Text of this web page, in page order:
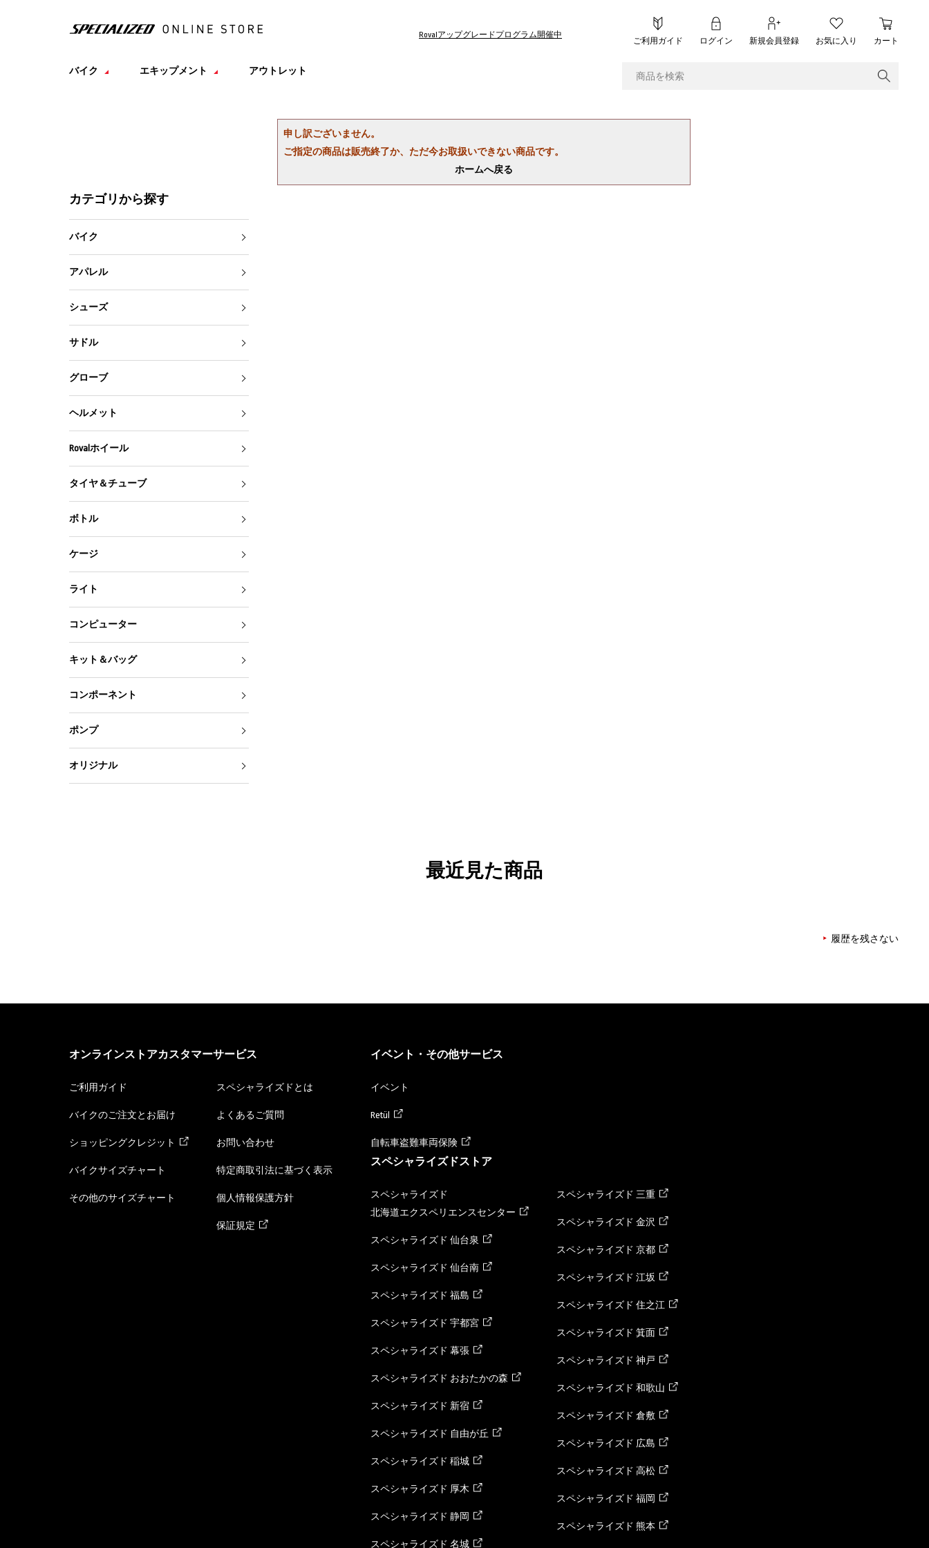
Rovalアップグレードプログラム開催中
ご利用ガイド ログイン 新規会員登録 お気に入り カート
バイク エキップメント アウトレット
申し訳ございません。
ご指定の商品は販売終了か、ただ今お取扱いできない商品です。
ホームへ戻る
カテゴリから探す
バイク
アパレル
シューズ
サドル
グローブ
ヘルメット
Rovalホイール
タイヤ＆チューブ
ボトル
ケージ
ライト
コンピューター
キット＆バッグ
コンポーネント
ポンプ
オリジナル
最近見た商品
履歴を残さない
オンラインストアカスタマーサービス
ご利用ガイド
バイクのご注文とお届け
ショッピングクレジット
バイクサイズチャート
その他のサイズチャート
スペシャライズドとは
よくあるご質問
お問い合わせ
特定商取引法に基づく表示
個人情報保護方針
保証規定
イベント・その他サービス
イベント
Retül
自転車盗難車両保険
スペシャライズドストア
スペシャライズド
北海道エクスペリエンスセンター
スペシャライズド 仙台泉
スペシャライズド 仙台南
スペシャライズド 福島
スペシャライズド 宇都宮
スペシャライズド 幕張
スペシャライズド おおたかの森
スペシャライズド 新宿
スペシャライズド 自由が丘
スペシャライズド 稲城
スペシャライズド 厚木
スペシャライズド 静岡
スペシャライズド 名城
スペシャライズド 三重
スペシャライズド 金沢
スペシャライズド 京都
スペシャライズド 江坂
スペシャライズド 住之江
スペシャライズド 箕面
スペシャライズド 神戸
スペシャライズド 和歌山
スペシャライズド 倉敷
スペシャライズド 広島
スペシャライズド 高松
スペシャライズド 福岡
スペシャライズド 熊本